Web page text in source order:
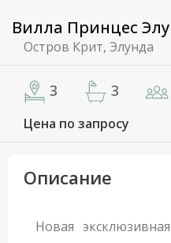
Вилла Принцес
Остров Крит, Элунда
3 3
Цена по запросу
Описание
Новая